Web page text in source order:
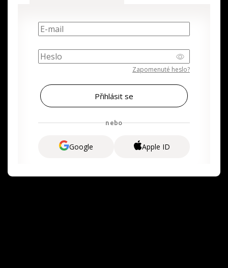
Zapomenuté heslo?
nebo
Google Apple ID